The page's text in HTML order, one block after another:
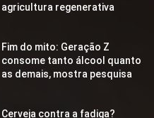
agricultura regenerativa
Fim do mito: Geração Z
consome tanto álcool quanto
as demais, mostra pesquisa
Cerveja contra a fadiga?